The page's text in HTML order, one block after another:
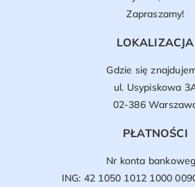
Zapraszamy!
LOKALIZACJA
Gdzie się
ul. Usypiskowa
02-386
PŁATNOŚCI
Nr konta
ING: 42 1050 1012 1000